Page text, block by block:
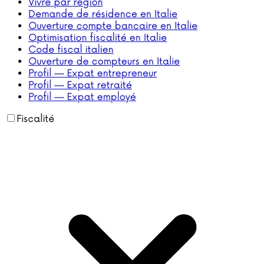
Vivre par région
Demande de résidence en Italie
Ouverture compte bancaire en Italie
Optimisation fiscalité en Italie
Code fiscal italien
Ouverture de compteurs en Italie
Profil — Expat entrepreneur
Profil — Expat retraité
Profil — Expat employé
Fiscalité